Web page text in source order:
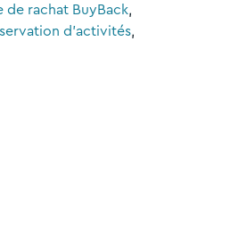
de rachat BuyBack,
d'activités,